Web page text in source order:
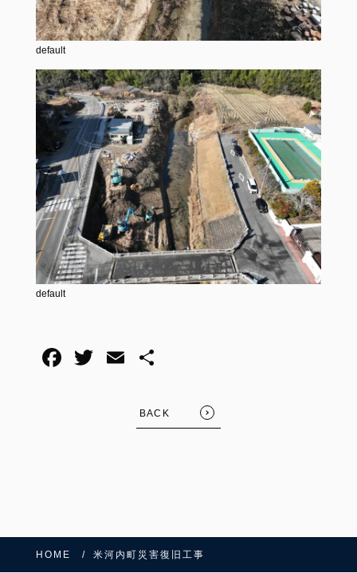
default
default
BACK
HOME 米河内町災害復旧工事